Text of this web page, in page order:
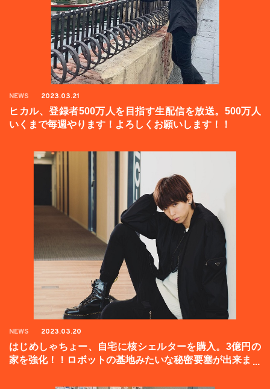
NEWS 2023.03.21
ヒカル、登録者500万人を目指す生配信を放送。500万人
いくまで毎週やります！よろしくお願いします！！
NEWS 2023.03.20
はじめしゃちょー、自宅に核シェルターを購入。3億円の
家を強化！！ロボットの基地みたいな秘密要塞が出来まし